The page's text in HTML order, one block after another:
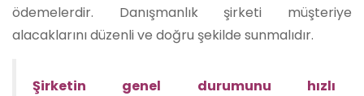
ödemelerdir. Danışmanlık şirketi müşteriye
alacaklarını düzenli ve doğru şekilde sunmalıdır.
Şirketin genel durumunu hızlı